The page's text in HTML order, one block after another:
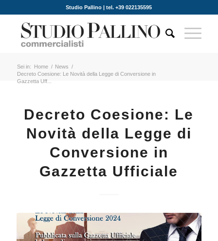
Studio Pallino | tel. +39 022135595
Sei in: Home / News /
Decreto Coesione: Le Novità della Legge di Conversione in
Gazzetta Uff...
Decreto Coesione: Le
Novità della Legge di
Conversione in
Gazzetta Ufficiale